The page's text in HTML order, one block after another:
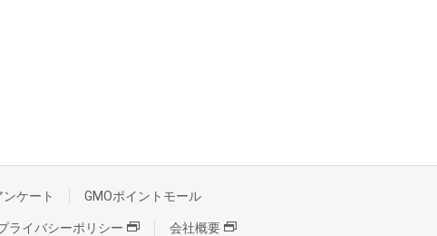
ケート GMOポイントモール
ライバシーポリシー 会社概要